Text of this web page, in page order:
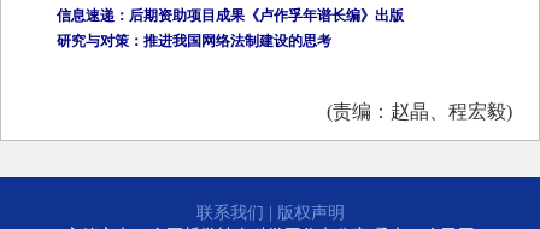
信息速递：后期资助项目成果《卢作孚年谱长编》出版
研究与对策：推进我国网络法制建设的思考
(责编：赵晶、程宏毅)
联系我们
版权声明